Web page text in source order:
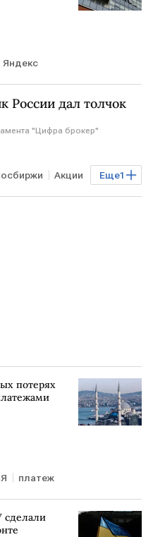
Яндекс
России дал толчок
"Цифра брокер"
Еще1
Акции
потерях
платеж
сделали